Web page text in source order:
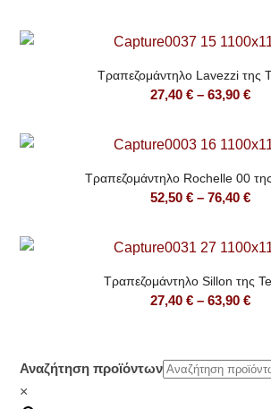
Τραπεζομάντηλο Lavezzi της
27,40 € – 63,90 €
Τραπεζομάντηλο Rochelle 00
52,50 € – 76,40 €
Τραπεζομάντηλο Sillon της
27,40 € – 63,90 €
Αναζήτηση προϊόντων
×